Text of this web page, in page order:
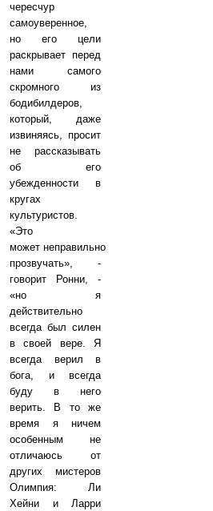
чересчур
самоуверенное,
но его цели
раскрывает перед
нами самого
скромного из
бодибилдеров,
который, даже
извиняясь, просит
не рассказывать
об его
убежденности в
кругах
культуристов.
«Это
может неправильно
прозвучать», -
говорит Ронни, -
«но я
действительно
всегда был силен
в своей вере. Я
всегда верил в
бога, и всегда
буду в него
верить. В то же
время я ничем
особенным не
отличаюсь от
других мистеров
Олимпия: Ли
Хейни и Ларри